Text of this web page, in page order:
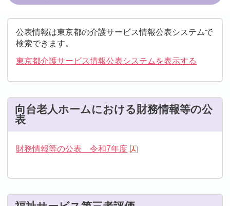
公表情報は東京都の介護サービス情報公表システムで
検索できます。
東京都介護サービス情報公表システムを表示する
向台老人ホームにおける財務情報等の公
表
財務情報等の公表 令和7年度